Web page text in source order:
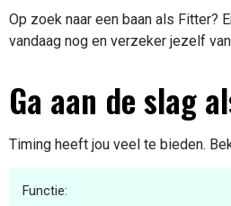
Op zoek naar een baan als Fitter?
vandaag nog en verzeker jezelf
Ga aan de slag
Timing heeft jou veel te bieden.
Functie: